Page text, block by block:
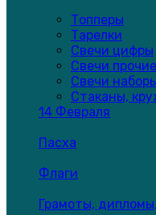
Топперы
Тарелки
Свечи цифры
Свечи прочие
Свечи
Стаканы,
14 Февраля
Пасха
Флаги
Грамоты,